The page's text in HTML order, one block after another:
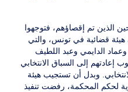
الذين تم إقصاؤهم، فتوجهوا
هيئة قضائية في تونس، والتي
الدايمي وعبد اللطيف
إعادتهم إلى السباق الانتخابي
وبدل أن تستجيب هيئة
لحكم المحكمة، رفضت تنفيذ